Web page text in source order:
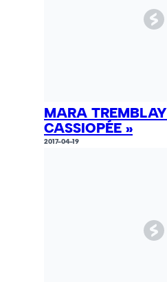
MARA
CASSIOPÉE »
2017-04-19